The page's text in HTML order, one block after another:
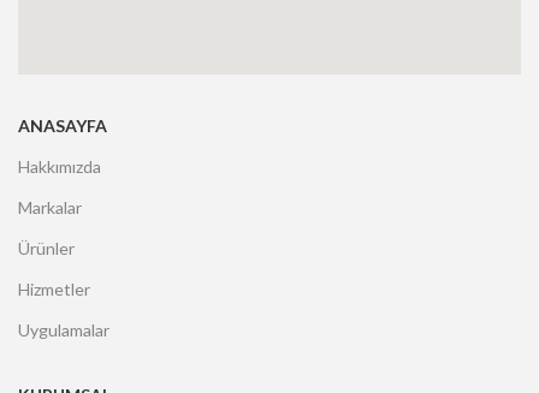
ANASAYFA
Hakkımızda
Markalar
Ürünler
Hizmetler
Uygulamalar